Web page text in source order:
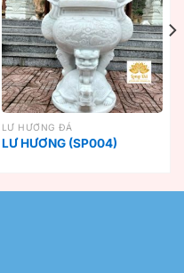
LƯ HƯƠNG ĐÁ
LƯ HƯƠNG (SP004)